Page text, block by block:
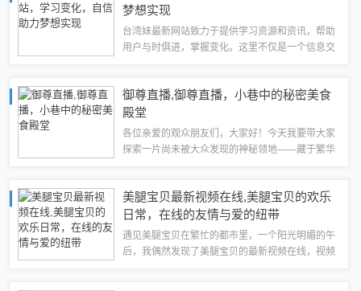
梦想实现
台湾妹最新网站致力于提供学习资源和资讯，帮助
用户与时俱进，掌握变化。这里不仅是一个信息交
长和梦想成就。台湾妹最新网站成为连接知识...
御尊直播,御尊直播，小巷中的秘密美食
殿堂
各位亲爱的观众朋友们，大家好！今天我要带大家
探索一片尚未被大众发现的神秘领地——藏于繁华
的体验。随着城市的繁华喧嚣，我们常常在...
美腿宝贝最新视频在线,美腿宝贝的欢乐
日常，在线的友情与爱的纽带
遇见美腿宝贝在繁忙的都市里，一个阳光明媚的午
后，我偶然发现了美腿宝贝的最新视频在线，视频